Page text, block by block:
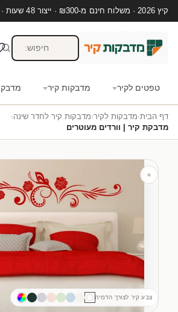
קיץ 2026 · משלוח חינם מ-₪300 · ייצור 48 שעות · 15,000+ לקוחות מרוצים
טפטים לקיר מדבקות קיר
דף הבית›מדבקות לקיר›מדבקות קיר לחדר שינה›
מדבקת קיר | וורדים מעוטרים
צבע קיר לצורך הדמיה